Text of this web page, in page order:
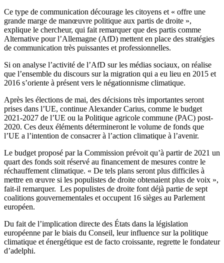
Ce type de communication décourage les citoyens et « offre une
grande marge de manœuvre politique aux partis de droite »,
explique le chercheur, qui fait remarquer que des partis comme
Alternative pour l’Allemagne (AfD) mettent en place des stratégies
de communication très puissantes et professionnelles.
Si on analyse l’activité de l’AfD sur les médias sociaux, on réalise
que l’ensemble du discours sur la migration qui a eu lieu en 2015 et
2016 s’oriente à présent vers le négationnisme climatique.
Après les élections de mai, des décisions très importantes seront
prises dans l’UE, continue Alexander Carius, comme le budget
2021-2027 de l’UE ou la Politique agricole commune (PAC) post-
2020. Ces deux éléments détermineront le volume de fonds que
l’UE a l’intention de consacrer à l’action climatique à l’avenir.
Le budget proposé par la Commission prévoit qu’à partir de 2021 un
quart des fonds soit réservé au financement de mesures contre le
réchauffement climatique. « De tels plans seront plus difficiles à
mettre en œuvre si les populistes de droite obtenaient plus de voix »,
fait-il remarquer. Les populistes de droite font déjà partie de sept
coalitions gouvernementales et occupent 16 sièges au Parlement
européen.
Du fait de l’implication directe des États dans la législation
européenne par le biais du Conseil, leur influence sur la politique
climatique et énergétique est de facto croissante, regrette le fondateur
d’adelphi.